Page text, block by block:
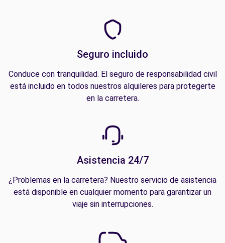
Seguro incluido
Conduce con tranquilidad. El seguro de responsabilidad civil
está incluido en todos nuestros alquileres para protegerte
en la carretera.
Asistencia 24/7
¿Problemas en la carretera? Nuestro servicio de asistencia
está disponible en cualquier momento para garantizar un
viaje sin interrupciones.